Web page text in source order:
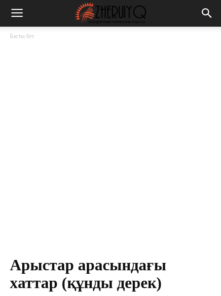
Басты бет
Арыстар арасындағы
хаттар (құнды дерек)